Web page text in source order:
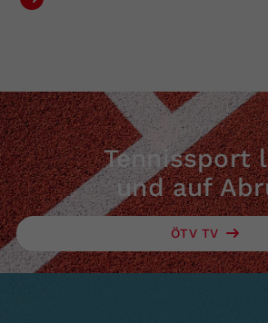
Tennissport
und auf
ÖTV TV